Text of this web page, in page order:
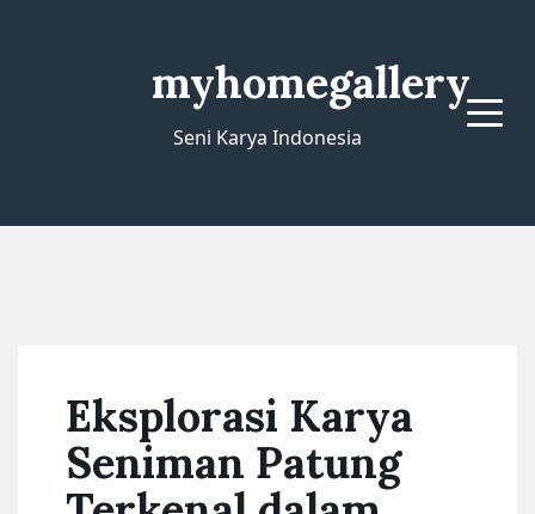
myhomegallery
Seni Karya Indonesia
Menu
Eksplorasi Karya
Seniman Patung